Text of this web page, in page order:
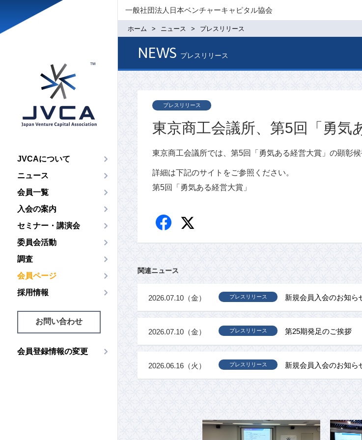
JVCAについて
ニュース
会員一覧
入会の案内
セミナー・講演会
委員会活動
調査
会員ページ
採用情報
お問い合わせ
会員登録情報の変更
一般社団法人日本ベンチャーキャピタル協会
ホーム ニュース プレスリリース
NEWS プレスリリース
東京商工会議所、第5回「勇気
プレスリリース
東京商工会議所では、第5回「勇気ある経営大賞」の顕彰候
詳細は下記のサイトをご参照ください。
第5回「勇気ある経営大賞」
関連ニュース
新規会員入会のお知
プレスリリース
2026.07.10（金）
第25期発足のご挨拶
プレスリリース
2026.07.10（金）
新規会員入会のお知
プレスリリース
2026.06.16（火）